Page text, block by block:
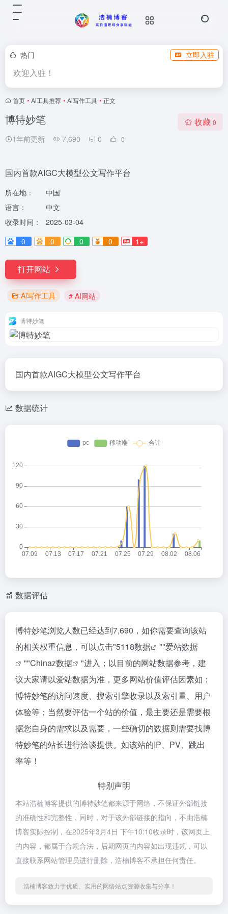
热门 立即入驻
欢迎入驻！
首页 • Ai工具推荐 • Ai写作工具 • 正文
博特妙笔
1年前更新 7,690 0 0
收藏 0
国内首款AIGC大模型公文写作平台
所在地：
中国
语言：
中文
收录时间：
2025-03-04
0
0 0 0 1+
打开网站
Ai写作工具 # AI网站
博特妙笔
国内首款AIGC大模型公文写作平台
数据统计
数据评估
博特妙笔浏览人数已经达到7,690，如你需要查询该站
的相关权重信息，可以点击"5118数据 ""爱站数据
""Chinaz数据
"进入；以目前的网站数据参考，建
议大家请以爱站数据为准，更多网站价值评估因素如：
博特妙笔的访问速度、搜索引擎收录以及索引量、用户
体验等；当然要评估一个站的价值，最主要还是需要根
据您自身的需求以及需要，一些确切的数据则需要找博
特妙笔的站长进行洽谈提供。如该站的IP、PV、跳出
率等！
特别声明
本站浩楠博客提供的博特妙笔都来源于网络，不保证外部链接
的准确性和完整性，同时，对于该外部链接的指向，不由浩楠
博客实际控制，在2025年3月4日 下午10:10收录时，该网页上
的内容，都属于合规合法，后期网页的内容如出现违规，可以
直接联系网站管理员进行删除，浩楠博客不承担任何责任。
浩楠博客致力于优质、实用的网络站点资源收集与分享！